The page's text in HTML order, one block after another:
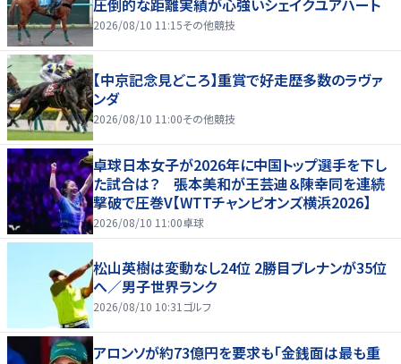
圧倒的な距離実績が心強いシェイクユアハート
2026/08/10 11:15その他競技
【中京記念見どころ】重賞で好走歴多数のラヴァ
ンダ
2026/08/10 11:00その他競技
卓球日本女子が2026年に中国トップ選手を下し
た試合は？ 張本美和が王芸迪＆陳幸同を連続
撃破で圧巻V【WTTチャンピオンズ横浜2026】
2026/08/10 11:00卓球
松山英樹は変動なし24位 2勝目ブレナンが35位
へ／男子世界ランク
2026/08/10 10:31 ゴルフ
アロンソが約73億円を要求も「金銭面は最も重